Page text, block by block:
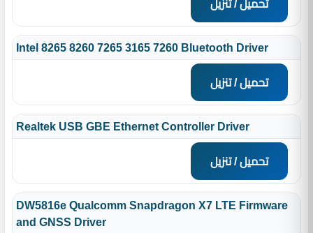
Intel 8265 8260 7265 3165 7260 Bluetooth Driver
تحميل / تنزيل
Realtek USB GBE Ethernet Controller Driver
تحميل / تنزيل
DW5816e Qualcomm Snapdragon X7 LTE Firmware
and GNSS Driver